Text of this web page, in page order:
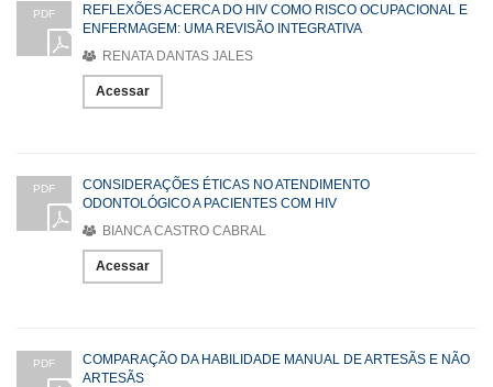
PDF
REFLEXÕES ACERCA DO HIV COMO RISCO OCUPACIONAL E
ENFERMAGEM: UMA REVISÃO INTEGRATIVA
RENATA DANTAS JALES
Acessar
PDF
CONSIDERAÇÕES ÉTICAS NO ATENDIMENTO
ODONTOLÓGICO A PACIENTES COM HIV
BIANCA CASTRO CABRAL
Acessar
PDF
COMPARAÇÃO DA HABILIDADE MANUAL DE ARTESÃS E NÃO
ARTESÃS